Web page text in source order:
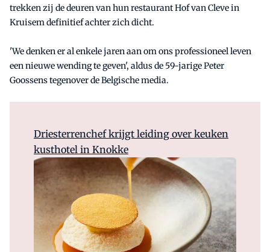
trekken zij de deuren van hun restaurant Hof van Cleve in
Kruisem definitief achter zich dicht.
'We denken er al enkele jaren aan om ons professioneel leven
een nieuwe wending te geven', aldus de 59-jarige Peter
Goossens tegenover de Belgische media.
Driesterrenchef krijgt leiding over keuken
kusthotel in Knokke